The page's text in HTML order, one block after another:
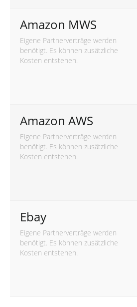
Amazon MWS
Eigene Partnerverträge werden
benötigt. Es können zusätzliche
Kosten entstehen.
Amazon AWS
Eigene Partnerverträge werden
benötigt. Es können zusätzliche
Kosten entstehen.
Ebay
Eigene Partnerverträge werden
benötigt. Es können zusätzliche
Kosten entstehen.